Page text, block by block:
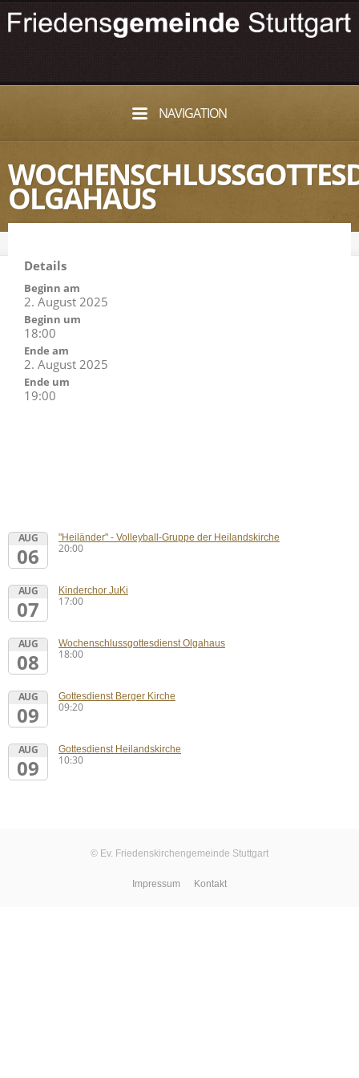
NAVIGATION
OLGAHAUS
Details
Beginn am
2. August 2025
Beginn um
18:00
Ende am
2. August 2025
Ende um
19:00
AUG
06
"Heiländer" - Volleyball-Gruppe der Heilandskirche
20:00
AUG
07
Kinderchor JuKi
17:00
AUG
08
Wochenschlussgottesdienst Olgahaus
18:00
AUG
09
Gottesdienst Berger Kirche
09:20
AUG
09
Gottesdienst Heilandskirche
10:30
© Ev. Friedenskirchengemeinde Stuttgart
Impressum Kontakt